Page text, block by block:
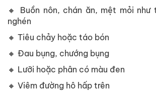
🔸 Buồn nôn, chán ăn, mệt mỏi như
nghén
🔸 Tiêu chảy hoặc táo bón
🔸 Đau bụng, chướng bụng
🔸 Lưỡi hoặc phân có màu đen
🔸 Viêm đường hô hấp trên